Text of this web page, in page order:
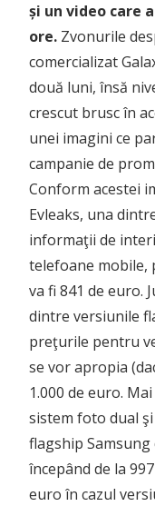
și un video care
ore. Zvonurile
comercializat
două luni, însă
crescut brusc în
unei imagini ce
campanie de
Conform acestei
Evleaks, una
informaţii de
telefoane mobile,
va fi 841 de euro.
dintre versiunile
preţurile pentru
se vor apropia
1.000 de euro.
sistem foto dual
flagship Samsung
începând de la
euro în cazul